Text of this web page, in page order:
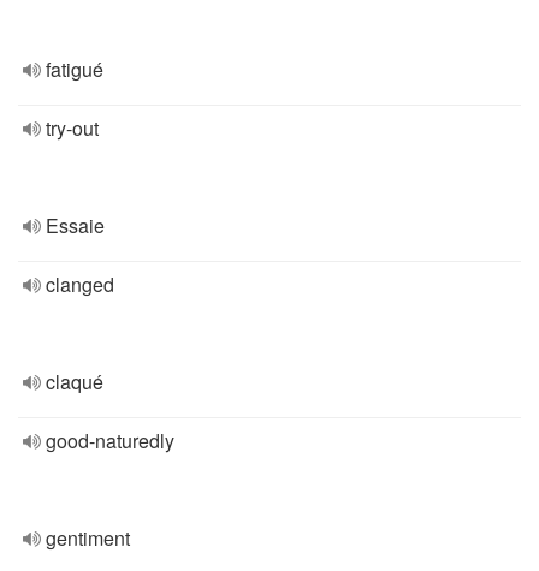
fatigué
try-out
Essaie
clanged
claqué
good-naturedly
gentiment